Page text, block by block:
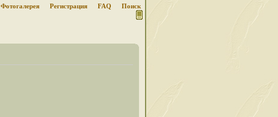
Фотогалерея Регистрация FAQ Поиск